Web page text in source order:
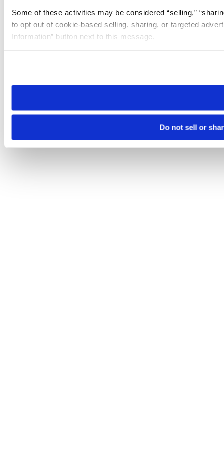
Some of these activities may be considered “selling,”
to opt out of cookie-based selling, sharing, or targeted
Information” button next to this message.
need to be set again.
Do not sell or